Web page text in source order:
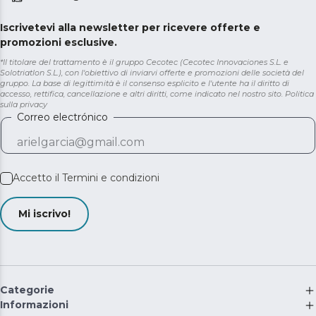
Iscrivetevi alla newsletter per ricevere offerte e
promozioni esclusive.
*Il titolare del trattamento è il gruppo Cecotec (Cecotec Innovaciones S.L. e
Solotriatlon S.L.), con l'obiettivo di inviarvi offerte e promozioni delle società del
gruppo. La base di legittimità è il consenso esplicito e l'utente ha il diritto di
accesso, rettifica, cancellazione e altri diritti, come indicato nel nostro sito. Politica
sulla privacy
Correo electrónico
Accetto il Termini e condizioni
Mi iscrivo!
Categorie
Informazioni